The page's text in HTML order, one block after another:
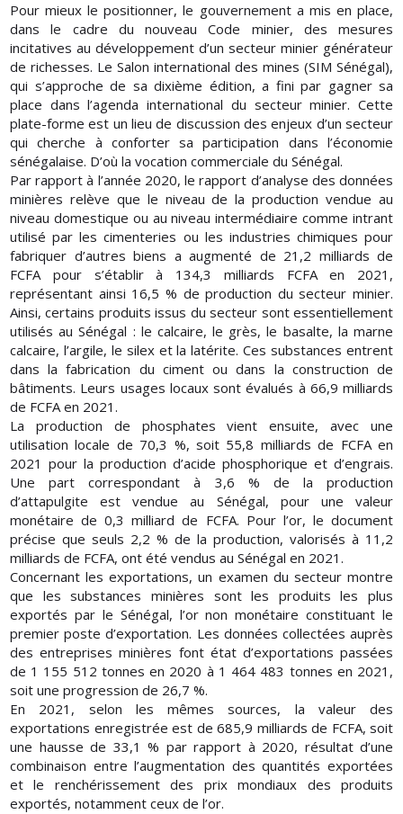
Pour mieux le positionner, le gouvernement a mis en place,
dans le cadre du nouveau Code minier, des mesures
incitatives au développement d’un secteur minier générateur
de richesses. Le Salon international des mines (SIM Sénégal),
qui s’approche de sa dixième édition, a fini par gagner sa
place dans l’agenda international du secteur minier. Cette
plate-forme est un lieu de discussion des enjeux d’un secteur
qui cherche à conforter sa participation dans l’économie
sénégalaise. D’où la vocation commerciale du Sénégal.
Par rapport à l’année 2020, le rapport d’analyse des données
minières relève que le niveau de la production vendue au
niveau domestique ou au niveau intermédiaire comme intrant
utilisé par les cimenteries ou les industries chimiques pour
fabriquer d’autres biens a augmenté de 21,2 milliards de
FCFA pour s’établir à 134,3 milliards FCFA en 2021,
représentant ainsi 16,5 % de production du secteur minier.
Ainsi, certains produits issus du secteur sont essentiellement
utilisés au Sénégal : le calcaire, le grès, le basalte, la marne
calcaire, l’argile, le silex et la latérite. Ces substances entrent
dans la fabrication du ciment ou dans la construction de
bâtiments. Leurs usages locaux sont évalués à 66,9 milliards
de FCFA en 2021.
La production de phosphates vient ensuite, avec une
utilisation locale de 70,3 %, soit 55,8 milliards de FCFA en
2021 pour la production d’acide phosphorique et d’engrais.
Une part correspondant à 3,6 % de la production
d’attapulgite est vendue au Sénégal, pour une valeur
monétaire de 0,3 milliard de FCFA. Pour l’or, le document
précise que seuls 2,2 % de la production, valorisés à 11,2
milliards de FCFA, ont été vendus au Sénégal en 2021.
Concernant les exportations, un examen du secteur montre
que les substances minières sont les produits les plus
exportés par le Sénégal, l’or non monétaire constituant le
premier poste d’exportation. Les données collectées auprès
des entreprises minières font état d’exportations passées
de 1 155 512 tonnes en 2020 à 1 464 483 tonnes en 2021,
soit une progression de 26,7 %.
En 2021, selon les mêmes sources, la valeur des
exportations enregistrée est de 685,9 milliards de FCFA, soit
une hausse de 33,1 % par rapport à 2020, résultat d’une
combinaison entre l’augmentation des quantités exportées
et le renchérissement des prix mondiaux des produits
exportés, notamment ceux de l’or.